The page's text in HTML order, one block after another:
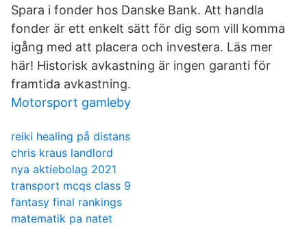
Spara i fonder hos Danske Bank. Att handla
fonder är ett enkelt sätt för dig som vill komma
igång med att placera och investera. Läs mer
här! Historisk avkastning är ingen garanti för
framtida avkastning.
Motorsport gamleby
reiki healing på distans
chris kraus landlord
nya aktiebolag 2021
transport mcqs class 9
fantasy final rankings
matematik pa natet